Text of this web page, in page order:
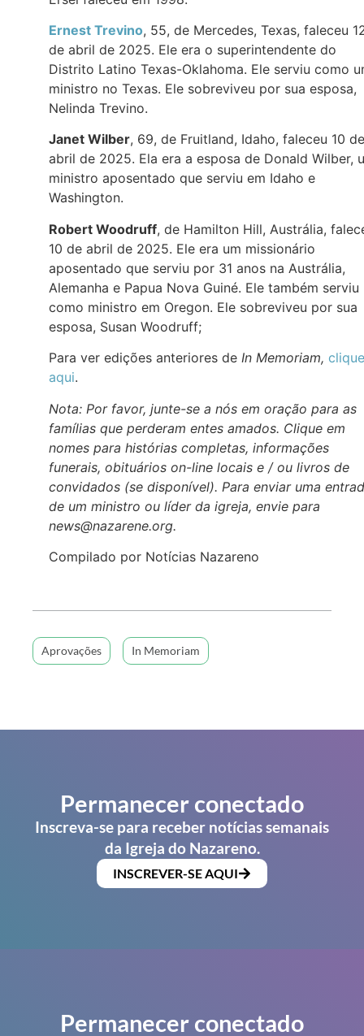
Ernest Trevino, 55, de Mercedes, Texas, faleceu
de abril de 2025. Ele era o superintendente do
Distrito Latino Texas-Oklahoma. Ele serviu como
ministro no Texas. Ele sobreviveu por sua esposa,
Nelinda Trevino.
Janet Wilber, 69, de Fruitland, Idaho, faleceu 10 de
abril de 2025. Ela era a esposa de Donald Wilber,
ministro aposentado que serviu em Idaho e
Washington.
Robert Woodruff, de Hamilton Hill, Austrália,
10 de abril de 2025. Ele era um missionário
aposentado que serviu por 31 anos na Austrália,
Alemanha e Papua Nova Guiné. Ele também serviu
como ministro em Oregon. Ele sobreviveu por sua
esposa, Susan Woodruff;
Para ver edições anteriores de In Memoriam, clique
aqui.
Nota: Por favor, junte-se a nós em oração para as
famílias que perderam entes amados. Clique em
nomes para histórias completas, informações
funerais, obituários on-line locais e / ou livros de
convidados (se disponível). Para enviar uma
de um ministro ou líder da igreja, envie para
news@nazarene.org.
Compilado por Notícias Nazareno
Aprovações In Memoriam
Permanecer conectado
Inscreva-se para receber notícias semanais
da Igreja do Nazareno.
INSCREVER-SE AQUI
Permanecer conectado